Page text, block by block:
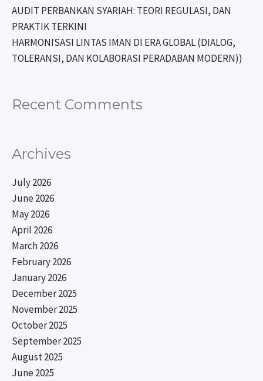
AUDIT PERBANKAN SYARIAH: TEORI REGULASI, DAN
PRAKTIK TERKINI
HARMONISASI LINTAS IMAN DI ERA GLOBAL (DIALOG,
TOLERANSI, DAN KOLABORASI PERADABAN MODERN))
Recent Comments
Archives
July 2026
June 2026
May 2026
April 2026
March 2026
February 2026
January 2026
December 2025
November 2025
October 2025
September 2025
August 2025
June 2025